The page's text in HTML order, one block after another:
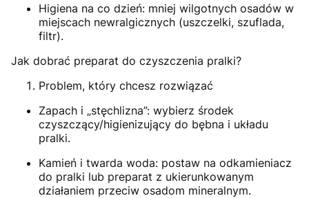
Higiena na co dzień: mniej wilgotnych osadów w
miejscach newralgicznych (uszczelki, szuflada,
filtr).
Jak dobrać preparat do czyszczenia pralki?
Problem, który chcesz rozwiązać
Zapach i „stęchlizna”: wybierz środek
czyszczący/higienizujący do bębna i układu
pralki.
Kamień i twarda woda: postaw na odkamieniacz
do pralki lub preparat z ukierunkowanym
działaniem przeciw osadom mineralnym.